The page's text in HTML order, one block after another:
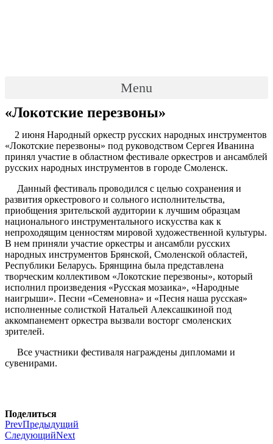
Menu
«Локотские перезвоны»
2 июня Народный оркестр русских народных инструментов
«Локотские перезвоны» под руководством Сергея Иванина
принял участие в областном фестивале оркестров и ансамблей
русских народных инструментов в городе Смоленск.
Данный фестиваль проводился с целью сохранения и
развития оркестрового и сольного исполнительства,
приобщения зрительской аудитории к лучшим образцам
национального инструментального искусства как к
непроходящим ценностям мировой художественной культуры.
В нем приняли участие оркестры и ансамбли русских
народных инструментов Брянской, Смоленской областей,
Республики Беларусь. Брянщина была представлена
творческим коллективом «Локотские перезвоны», который
исполнил произведения «Русская мозаика», «Народные
наигрыши». Песни «Семеновна» и «Песня наша русская»
исполненные солисткой Натальей Алексашкиной под
аккомпанемент оркестра вызвали восторг смоленских
зрителей.
Все участники фестиваля награждены дипломами и
сувенирами.
Поделиться
PrevПредыдущий
СледующийNext